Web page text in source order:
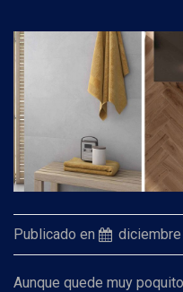
Publicado en diciembre
Aunque quede muy